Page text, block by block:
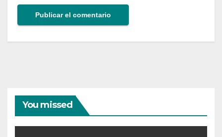
You missed